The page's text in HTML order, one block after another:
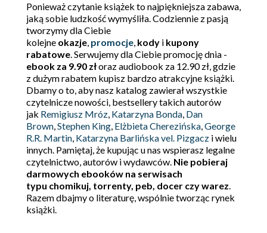
Ponieważ czytanie książek to najpiękniejsza zabawa,
jaką sobie ludzkość wymyśliła. Codziennie z pasją
tworzymy dla Ciebie
kolejne okazje, promocje, kody i kupony
rabatowe. Serwujemy dla Ciebie promocję dnia -
ebook za 9.90 złoraz audiobook za 12.90 zł, gdzie
z dużym rabatem kupisz bardzo atrakcyjne książki.
Dbamy o to, aby nasz katalog zawierał wszystkie
czytelnicze nowości, bestsellery takich autorów
jak Remigiusz Mróz, Katarzyna Bonda, Dan
Brown,Stephen King, Elżbieta Cherezińska,George
R.R. Martin, Katarzyna Barlińska vel. Pizgacz i wielu
innych. Pamiętaj, że kupując u nas wspierasz legalne
czytelnictwo, autorów i wydawców. Nie pobieraj
darmowych ebooków na serwisach
typu chomikuj, torrenty, peb, docer czy warez.
Razem dbajmy o literaturę, wspólnie tworząc rynek
książki.